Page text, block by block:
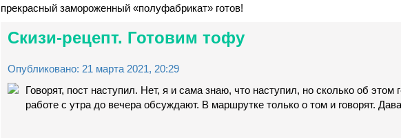
прекрасный замороженный «полуфабрикат» готов!
Скизи-рецепт. Готовим тофу
Опубликовано: 21 марта 2021, 20:29
Говорят, пост наступил. Нет, я и сама знаю, что наступил, но сколько об этом
работе с утра до вечера обсуждают. В маршрутке только о том и говорят.